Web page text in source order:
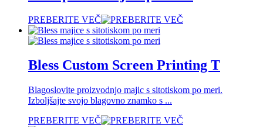
PREBERITE VEČ
Bless Custom Screen Printing T
Blagoslovite proizvodnjo majic s sitotiskom po meri.
Izboljšajte svojo blagovno znamko s ...
PREBERITE VEČ